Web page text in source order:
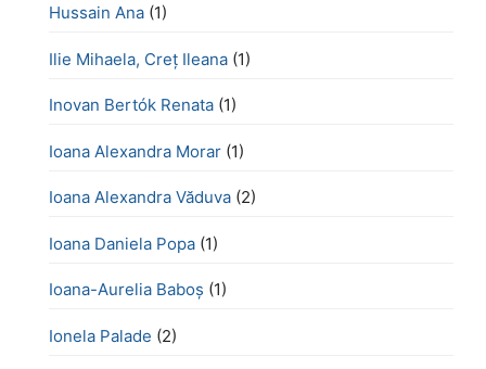
Hussain Ana (1)
Ilie Mihaela, Creț Ileana (1)
Inovan Bertók Renata (1)
Ioana Alexandra Morar (1)
Ioana Alexandra Văduva (2)
Ioana Daniela Popa (1)
Ioana-Aurelia Baboș (1)
Ionela Palade (2)